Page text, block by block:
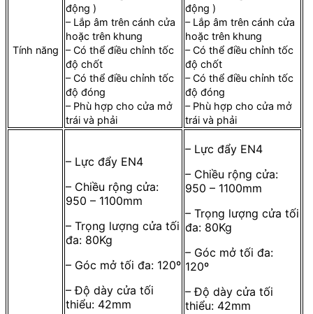
Tính năng
động )
– Lắp âm trên cánh cửa
hoặc trên khung
– Có thể điều chỉnh tốc
độ chốt
– Có thể điều chỉnh tốc
độ đóng
– Phù hợp cho cửa mở
trái và phải
động )
– Lắp âm trên cánh cửa
hoặc trên khung
– Có thể điều chỉnh tốc
độ chốt
– Có thể điều chỉnh tốc
độ đóng
– Phù hợp cho cửa mở
trái và phải
– Lực đẩy EN4
– Chiều rộng cửa:
950 – 1100mm
– Trọng lượng cửa tối
đa: 80Kg
– Góc mở tối đa: 120º
– Độ dày cửa tối
thiểu: 42mm
– Lực đẩy EN4
– Chiều rộng cửa:
950 – 1100mm
– Trọng lượng cửa tối
đa: 80Kg
– Góc mở tối đa:
120º
– Độ dày cửa tối
thiểu: 42mm